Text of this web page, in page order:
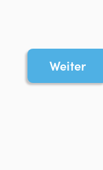
Weiter